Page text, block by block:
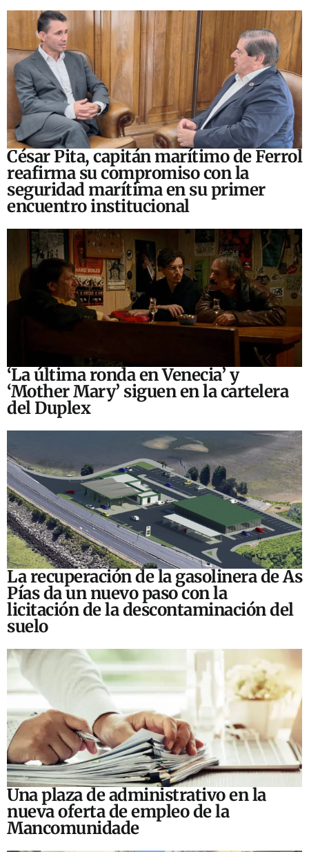
César Pita, capitán marítimo de Ferrol
reafirma su compromiso con la
seguridad marítima en su primer
encuentro institucional
‘La última ronda en Venecia’ y
‘Mother Mary’ siguen en la cartelera
del Duplex
La recuperación de la gasolinera de As
Pías da un nuevo paso con la
licitación de la descontaminación del
suelo
Una plaza de administrativo en la
nueva oferta de empleo de la
Mancomunidade